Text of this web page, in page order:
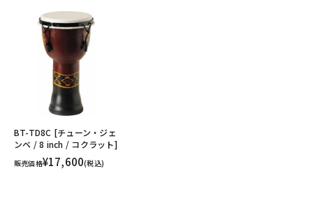
BT-TD8C [チューン・ジェ
ンベ / 8 inch / コクラット]
販売価格¥17,600(税込)